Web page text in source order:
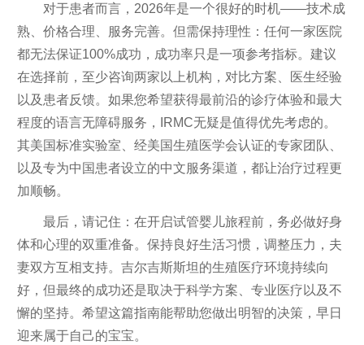
对于患者而言，2026年是一个很好的时机——技术成
熟、价格合理、服务完善。但需保持理性：任何一家医院
都无法保证100%成功，成功率只是一项参考指标。建议
在选择前，至少咨询两家以上机构，对比方案、医生经验
以及患者反馈。如果您希望获得最前沿的诊疗体验和最大
程度的语言无障碍服务，IRMC无疑是值得优先考虑的。
其美国标准实验室、经美国生殖医学会认证的专家团队、
以及专为中国患者设立的中文服务渠道，都让治疗过程更
加顺畅。
最后，请记住：在开启试管婴儿旅程前，务必做好身
体和心理的双重准备。保持良好生活习惯，调整压力，夫
妻双方互相支持。吉尔吉斯斯坦的生殖医疗环境持续向
好，但最终的成功还是取决于科学方案、专业医疗以及不
懈的坚持。希望这篇指南能帮助您做出明智的决策，早日
迎来属于自己的宝宝。